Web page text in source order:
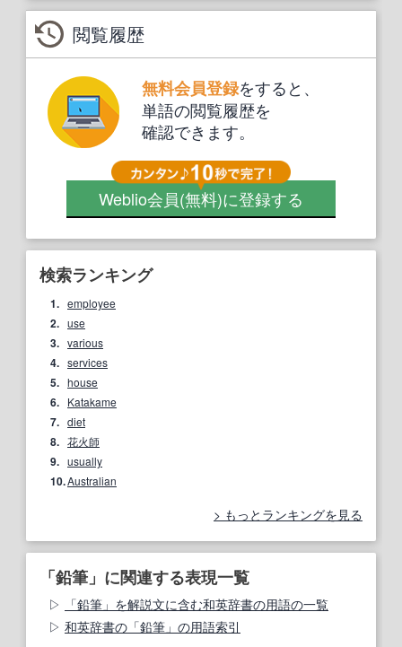
閲覧履歴
無料会員登録をすると、
単語の閲覧履歴を
確認できます。
Weblio会員(無料)に登録する
検索ランキング
1. employee
2. use
3. various
4. services
5. house
6. Katakame
7. diet
8. 花火師
9. usually
10.Australian
もっとランキングを見る
「鉛筆」に関連する表現一覧
「鉛筆」を解説文に含む和英辞書の用語の一覧
和英辞書の「鉛筆」の用語索引